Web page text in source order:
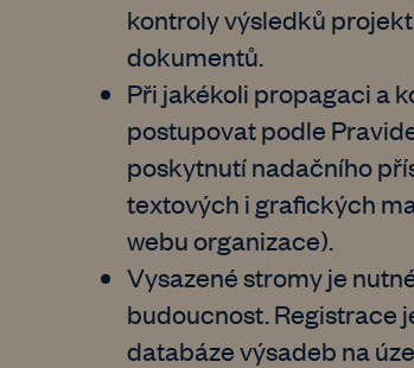
kontroly výsledků
dokumentů.
Při jakékoli propagaci a
postupovat podle
poskytnutí nadačního
textových i grafických
webu organizace).
Vysazené stromy je
budoucnost. Registrace
databáze výsadeb na